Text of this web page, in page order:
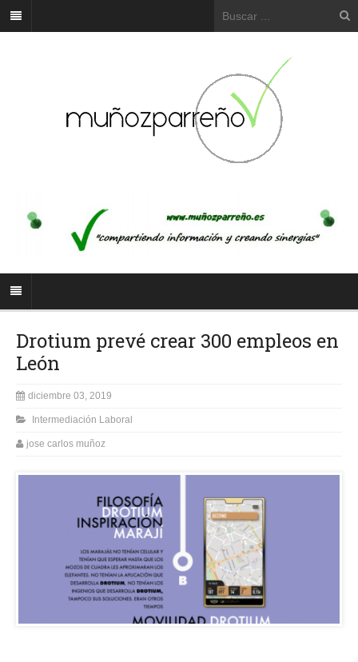
Drotium prevé crear 300 empleos en
León
diciembre 03, 2019
Intermediación Laboral
jose carlos muñoz